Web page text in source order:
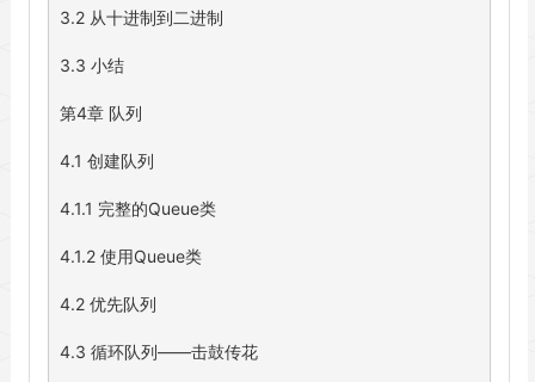
3.2 从十进制到二进制
3.3 小结
第4章 队列
4.1 创建队列
4.1.1 完整的Queue类
4.1.2 使用Queue类
4.2 优先队列
4.3 循环队列——击鼓传花